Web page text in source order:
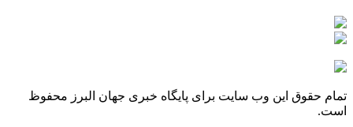
تمام حقوق این وب سایت برای پایگاه خبری جهان البرز محفوظ
است.